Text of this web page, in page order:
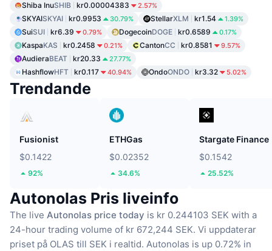
Shiba InuSHIB kr0.00004383 2.57%
SKYAISKYAI kr0.9953 30.79% StellarXLM kr1.54 1.39%
SuiSUI kr6.39 0.79% DogecoinDOGE kr0.6589 0.17%
KaspaKAS kr0.2458 0.21% CantonCC kr0.8581 9.57%
AudieraBEAT kr20.33 27.77%
HashflowHFT kr0.117 40.94% OndoONDO kr3.32 5.02%
Trendande
Fusionist
$0.1422
92%
ETHGas
$0.02352
34.6%
Stargate Finance
$0.1542
25.52%
Autonolas Pris liveinfo
The live Autonolas price today is kr 0.244103 SEK with a
24-hour trading volume of kr 672,244 SEK. Vi uppdaterar
priset på OLAS till SEK i realtid. Autonolas is up 0.72% in